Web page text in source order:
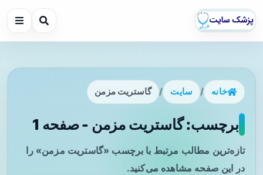
خانه / سایت / گاستریت مزمن
برچسب: گاستریت مزمن - صفحه 1
تازه‌ترین مطالب مرتبط با برچسب «گاستریت مزمن» را
در این صفحه مشاهده می‌کنید.